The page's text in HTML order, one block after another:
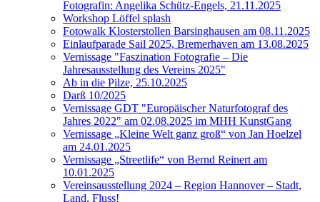
Fotografin: Angelika Schütz-Engels, 21.11.2025
Workshop Löffel splash
Fotowalk Klosterstollen Barsinghausen am 08.11.2025
Einlaufparade Sail 2025, Bremerhaven am 13.08.2025
Vernissage "Faszination Fotografie – Die
Jahresausstellung des Vereins 2025"
Ab in die Pilze, 25.10.2025
Darß 10/2025
Vernissage GDT "Europäischer Naturfotograf des
Jahres 2022" am 02.08.2025 im MHH KunstGang
Vernissage „Kleine Welt ganz groß“ von Jan Hoelzel
am 24.01.2025
Vernissage „Streetlife“ von Bernd Reinert am
10.01.2025
Vereinsausstellung 2024 – Region Hannover – Stadt,
Land, Fluss!